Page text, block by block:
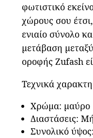
φωτιστικό
χώρους σου
ενιαίο σύνολο
μετάβαση
οροφής Zufash
Τεχνικά
Χρώμα: μαύρο
Διαστάσεις:
Συνολικό